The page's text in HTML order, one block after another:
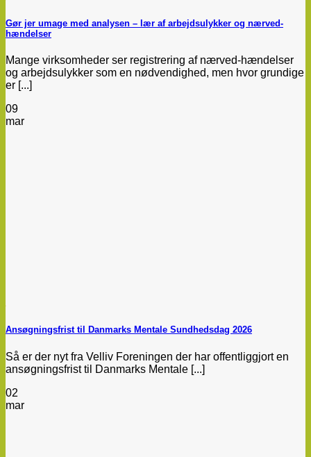
Gør jer umage med analysen – lær af arbejdsulykker og nærved-
hændelser
Mange virksomheder ser registrering af nærved-hændelser
og arbejdsulykker som en nødvendighed, men hvor grundige
er [...]
09
mar
Ansøgningsfrist til Danmarks Mentale Sundhedsdag 2026
Så er der nyt fra Velliv Foreningen der har offentliggjort en
ansøgningsfrist til Danmarks Mentale [...]
02
mar